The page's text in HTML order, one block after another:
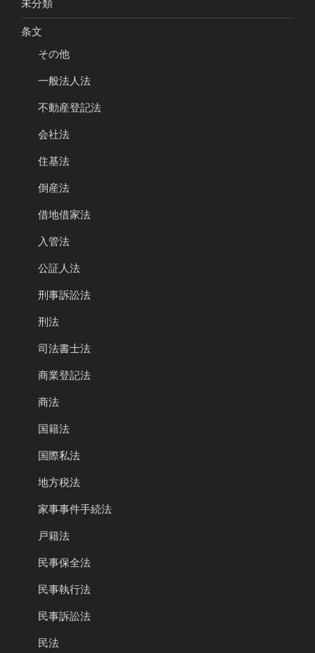
未分類
条文
その他
一般法人法
不動産登記法
会社法
住基法
倒産法
借地借家法
入管法
公証人法
刑事訴訟法
刑法
司法書士法
商業登記法
商法
国籍法
国際私法
地方税法
家事事件手続法
戸籍法
民事保全法
民事執行法
民事訴訟法
民法